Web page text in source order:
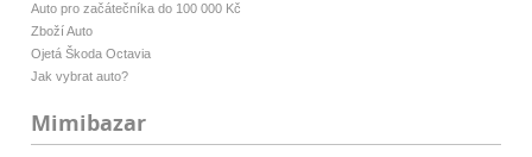
Auto pro začátečníka do 100 000 Kč
Zboží Auto
Ojetá Škoda Octavia
Jak vybrat auto?
Mimibazar